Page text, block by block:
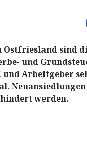
sind
und
und Arbeitgeber
werden.